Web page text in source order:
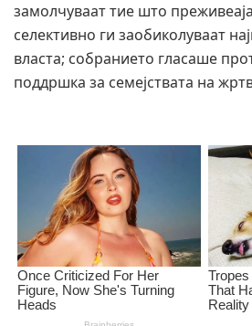
замолчуваат тие што
селективно ги заобиколуваат
власта; собранието гласаше
поддршка за семејствата на